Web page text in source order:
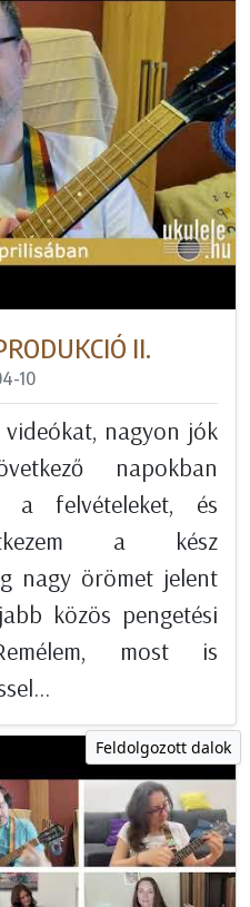
II.
10
videókat, nagyon jók
napokban
a felvételeket, és
a kész
nagy örömet jelent
közös pengetési
most is
Feldolgozott dalok